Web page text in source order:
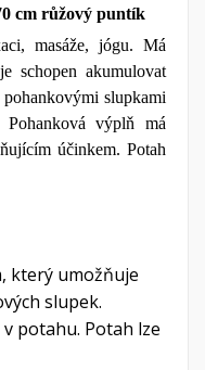
cm růžový puntík
masáže, jógu. Má
schopen akumulovat
slupkami
výplň má
účinkem. Potah
který umožňuje
slupek.
potahu. Potah lze